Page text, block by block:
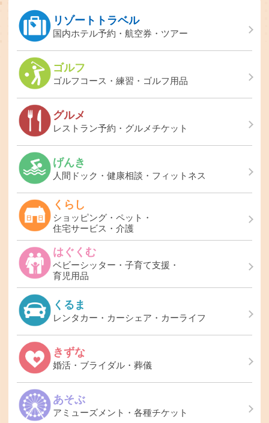
リゾートトラベル
国内ホテル予約・航空券・ツアー
ゴルフ
ゴルフコース・練習・ゴルフ用品
グルメ
レストラン予約・グルメチケット
げんき
人間ドック・健康相談・フィットネス
くらし
ショッピング・ペット・
住宅サービス・介護
はぐくむ
ベビーシッター・子育て支援・
育児用品
くるま
レンタカー・カーシェア・カーライフ
きずな
婚活・ブライダル・葬儀
あそぶ
アミューズメント・各種チケット